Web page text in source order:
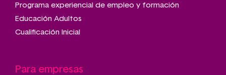
Programa experiencial de empleo y formación
Educación Adultos
Cualificación Inicial
Para empresas